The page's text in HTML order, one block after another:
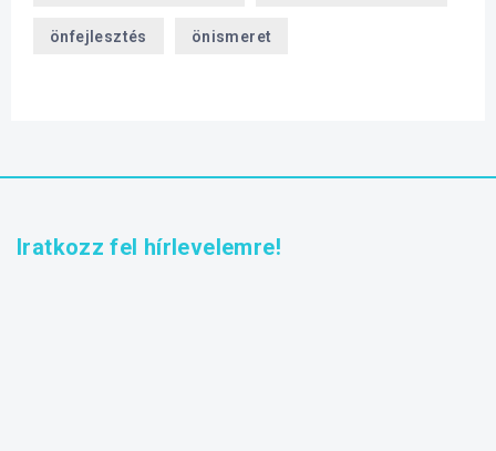
önfejlesztés önismeret
Iratkozz fel hírlevelemre!